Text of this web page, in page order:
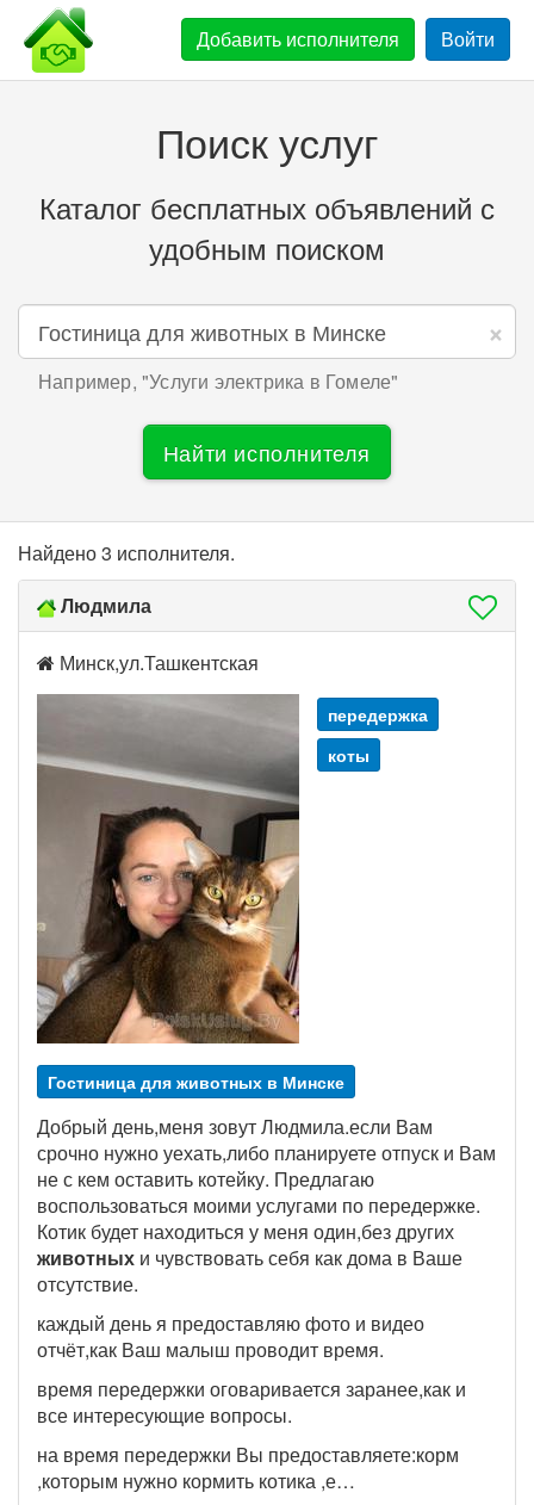
Добавить исполнителя Войти
Поиск услуг
Каталог бесплатных объявлений с
удобным поиском
×
Например, "Услуги электрика в Гомеле"
Найти исполнителя
Найдено 3 исполнителя.
Людмила
Минск,ул.Ташкентская
передержка
коты
Гостиница для животных в Минске
Добрый день,меня зовут Людмила.если Вам
срочно нужно уехать,либо планируете отпуск и Вам
не с кем оставить котейку. Предлагаю
воспользоваться моими услугами по передержке.
Котик будет находиться у меня один,без других
животных и чувствовать себя как дома в Ваше
отсутствие.
каждый день я предоставляю фото и видео
отчёт,как Ваш малыш проводит время.
время передержки оговаривается заранее,как и
все интересующие вопросы.
на время передержки Вы предоставляете:корм
,которым нужно кормить котика ,е…